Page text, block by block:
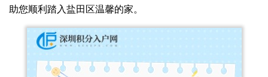
助您顺利踏入盐田区温馨的家。